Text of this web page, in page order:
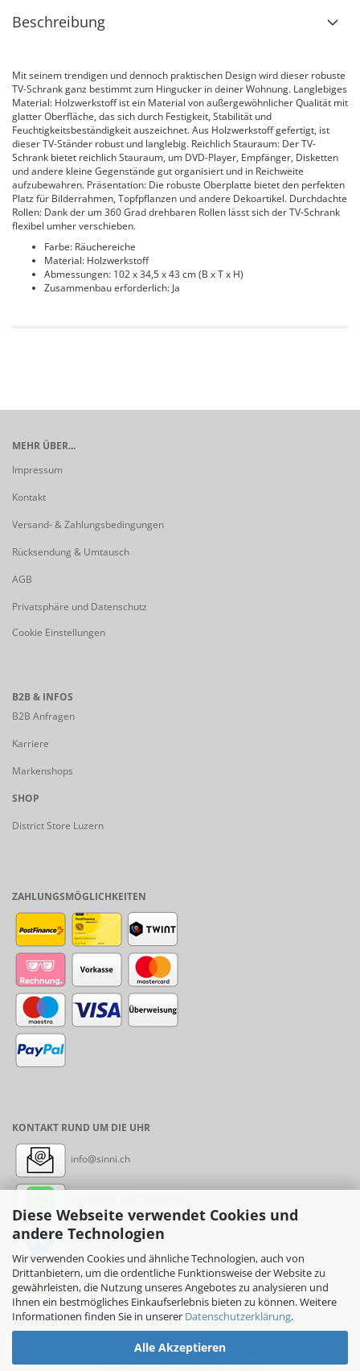
Diese Webseite verwendet Cookies und
andere Technologien
Wir verwenden Cookies und ähnliche Technologien, auch von
Drittanbietern, um die ordentliche Funktionsweise der Website zu
gewährleisten, die Nutzung unseres Angebotes zu analysieren und
Ihnen ein bestmögliches Einkaufserlebnis bieten zu können. Weitere
Informationen finden Sie in unserer Datenschutzerklärung.
Alle Akzeptieren
Beschreibung
Mit seinem trendigen und dennoch praktischen Design wird dieser robuste
TV-Schrank ganz bestimmt zum Hingucker in deiner Wohnung. Langlebiges
Material: Holzwerkstoff ist ein Material von außergewöhnlicher Qualität mit
glatter Oberfläche, das sich durch Festigkeit, Stabilität und
Feuchtigkeitsbeständigkeit auszeichnet. Aus Holzwerkstoff gefertigt, ist
dieser TV-Ständer robust und langlebig. Reichlich Stauraum: Der TV-
Schrank bietet reichlich Stauraum, um DVD-Player, Empfänger, Disketten
und andere kleine Gegenstände gut organisiert und in Reichweite
aufzubewahren. Präsentation: Die robuste Oberplatte bietet den perfekten
Platz für Bilderrahmen, Topfpflanzen und andere Dekoartikel. Durchdachte
Rollen: Dank der um 360 Grad drehbaren Rollen lässt sich der TV-Schrank
flexibel umher verschieben.
Farbe: Räuchereiche
Material: Holzwerkstoff
Abmessungen: 102 x 34,5 x 43 cm (B x T x H)
Zusammenbau erforderlich: Ja
MEHR ÜBER...
Impressum
Kontakt
Versand- & Zahlungsbedingungen
Rücksendung & Umtausch
AGB
Privatsphäre und Datenschutz
Cookie Einstellungen
B2B & INFOS
B2B Anfragen
Karriere
Markenshops
SHOP
District Store Luzern
ZAHLUNGSMÖGLICHKEITEN
KONTAKT RUND UM DIE UHR
info@sinni.ch
Messenger: sinni.ch
Instagram: sinni_ch
Online-Shopby sinni.ch © 2017-2026